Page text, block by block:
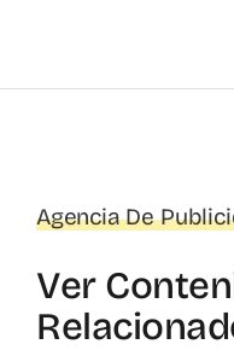
Agencia De
Ver